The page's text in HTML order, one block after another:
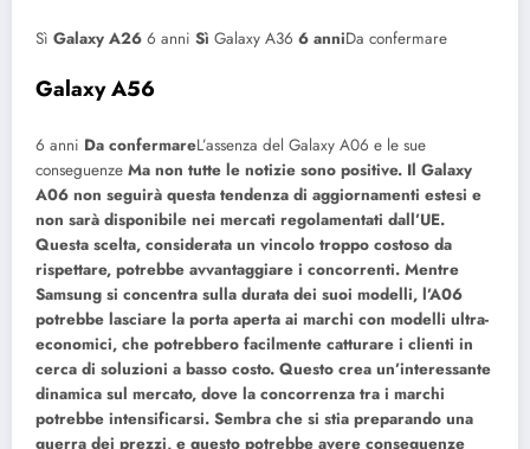
Sì Galaxy A26 6 anni Sì Galaxy A36 6 anniDa confermare
Galaxy A56
6 anni Da confermareL’assenza del Galaxy A06 e le sue
conseguenze Ma non tutte le notizie sono positive. Il Galaxy
A06 non seguirà questa tendenza di aggiornamenti estesi e
non sarà disponibile nei mercati regolamentati dall’UE.
Questa scelta, considerata un vincolo troppo costoso da
rispettare, potrebbe avvantaggiare i concorrenti. Mentre
Samsung si concentra sulla durata dei suoi modelli, l’A06
potrebbe lasciare la porta aperta ai marchi con modelli ultra-
economici, che potrebbero facilmente catturare i clienti in
cerca di soluzioni a basso costo. Questo crea un’interessante
dinamica sul mercato, dove la concorrenza tra i marchi
potrebbe intensificarsi. Sembra che si stia preparando una
guerra dei prezzi, e questo potrebbe avere conseguenze